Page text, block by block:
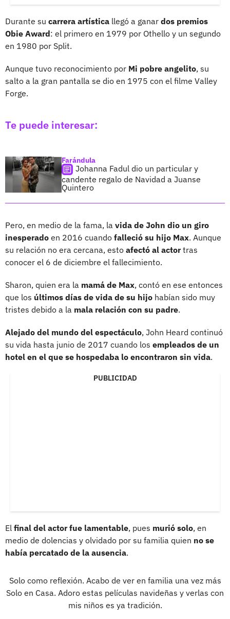
Durante su carrera artística llegó a ganar dos premios
Obie Award: el primero en 1979 por Othello y un segundo
en 1980 por Split.
Aunque tuvo reconocimiento por Mi pobre angelito, su
salto a la gran pantalla se dio en 1975 con el filme Valley
Forge.
Te puede interesar:
Farándula
Johanna Fadul dio un particular y
candente regalo de Navidad a Juanse
Quintero
Pero, en medio de la fama, la vida de John dio un giro
inesperado en 2016 cuando falleció su hijo Max. Aunque
su relación no era cercana, esto afectó al actortras
conocer el 6 de diciembre el fallecimiento.
Sharon, quien era la mamá de Max, contó en ese entonces
que los últimos días de vida de su hijo habían sido muy
tristes debido a la mala relación con su padre.
Alejado del mundo del espectáculo, John Heard continuó
su vida hasta junio de 2017 cuando los empleados de un
hotel en el que se hospedaba lo encontraron sin vida.
PUBLICIDAD
El final del actor fue lamentable, pues murió solo, en
medio de dolencias y olvidado por su familia quien no se
había percatado de la ausencia.
Solo como reflexión. Acabo de ver en familia una vez más
Solo en Casa. Adoro estas películas navideñas y verlas con
mis niños es ya tradición.